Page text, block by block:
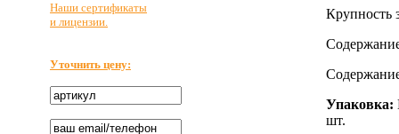
Наши сертификаты
и лицензии.
Уточнить цену:
Крупность
Упаковка:
шт.